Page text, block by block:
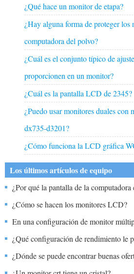
¿Qué hace un monitor de etapa?
¿Hay alguna forma de proteger los
computadora del polvo?
¿Cuál es el conjunto típico de
proporcionen en un monitor?
¿Cuál es la pantalla LCD de 2345?
¿Puedo usar monitores duales con
dx735-d3201?
¿Cómo funciona la LCD gráfica
Los últimos artículos de equipo
¿Por qué la pantalla de la computadora
monitor?
¿Cómo se hacen los monitores LCD?
En una configuración de monitor
abrir aplicaciones de uso frecuente en
otro?
¿Qué configuración de rendimiento le
cantidad de píxeles que se muestran en
¿Dónde se puede encontrar buenas
pantalla táctil?